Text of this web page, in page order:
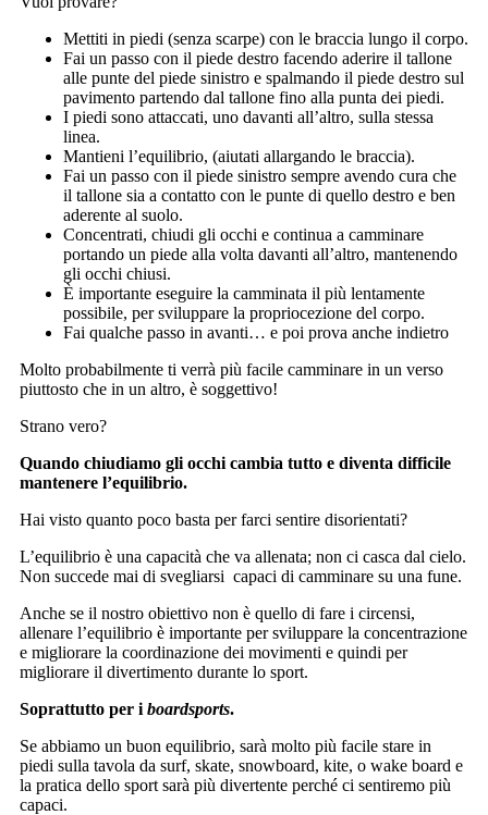
Mettiti in piedi (senza scarpe) con le braccia lungo il corpo.
Fai un passo con il piede destro facendo aderire il tallone
alle punte del piede sinistro e spalmando il piede destro sul
pavimento partendo dal tallone fino alla punta dei piedi.
I piedi sono attaccati, uno davanti all’altro, sulla stessa
linea.
Mantieni l’equilibrio, (aiutati allargando le braccia).
Fai un passo con il piede sinistro sempre avendo cura che
il tallone sia a contatto con le punte di quello destro e ben
aderente al suolo.
Concentrati, chiudi gli occhi e continua a camminare
portando un piede alla volta davanti all’altro, mantenendo
gli occhi chiusi.
È importante eseguire la camminata il più lentamente
possibile, per sviluppare la propriocezione del corpo.
Fai qualche passo in avanti… e poi prova anche indietro
Molto probabilmente ti verrà più facile camminare in un verso
piuttosto che in un altro, è soggettivo!
Strano vero?
Quando chiudiamo gli occhi cambia tutto e diventa difficile
mantenere l’equilibrio.
Hai visto quanto poco basta per farci sentire disorientati?
L’equilibrio è una capacità che va allenata; non ci casca dal cielo.
Non succede mai di svegliarsi capaci di camminare su una fune.
Anche se il nostro obiettivo non è quello di fare i circensi,
allenare l’equilibrio è importante per sviluppare la concentrazione
e migliorare la coordinazione dei movimenti e quindi per
migliorare il divertimento durante lo sport.
Soprattutto per i boardsports.
Se abbiamo un buon equilibrio, sarà molto più facile stare in
piedi sulla tavola da surf, skate, snowboard, kite, o wake board e
la pratica dello sport sarà più divertente perché ci sentiremo più
capaci.